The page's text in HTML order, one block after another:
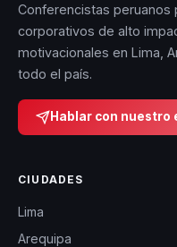
Conferencistas peruanos
corporativos de alto
motivacionales en Lima,
todo el país.
Hablar con nuestro
CIUDADES
Lima
Arequipa